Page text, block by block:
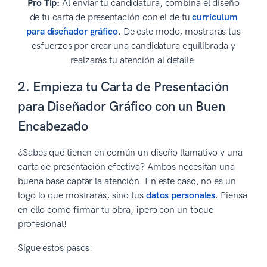
Pro Tip: Al enviar tu candidatura, combina el diseño
de tu carta de presentación con el de tucurrículum
para diseñador gráfico. De este modo, mostrarás tus
esfuerzos por crear una candidatura equilibrada y
realzarás tu atención al detalle.
2. Empieza tu Carta de Presentación
para Diseñador Gráfico con un Buen
Encabezado
¿Sabes qué tienen en común un diseño llamativo y una
carta de presentación efectiva? Ambos necesitan una
buena base captar la atención. En este caso, no es un
logo lo que mostrarás, sino tus datos personales. Piensa
en ello como firmar tu obra, ¡pero con un toque
profesional!
Sigue estos pasos: